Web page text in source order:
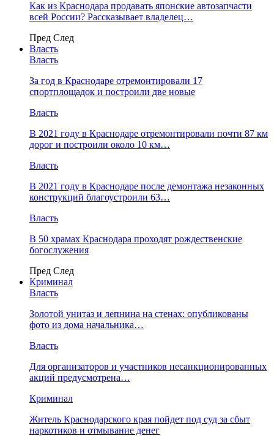
Как из Краснодара продавать японские автозапчасти
всей России? Рассказывает владелец…
Пред След
Власть
Власть
За год в Краснодаре отремонтировали 17
спортплощадок и построили две новые
Власть
В 2021 году в Краснодаре отремонтировали почти 87 км
дорог и построили около 10 км…
Власть
В 2021 году в Краснодаре после демонтажа незаконных
конструкций благоустроили 63…
Власть
В 50 храмах Краснодара проходят рождественские
богослужения
Пред След
Криминал
Власть
​Золотой унитаз и лепнина на стенах: опубликованы
фото из дома начальника…
Власть
Для организаторов и участников несанкционированных
акций предусмотрена…
Криминал
Житель Краснодарского края пойдет под суд за сбыт
наркотиков и отмывание денег